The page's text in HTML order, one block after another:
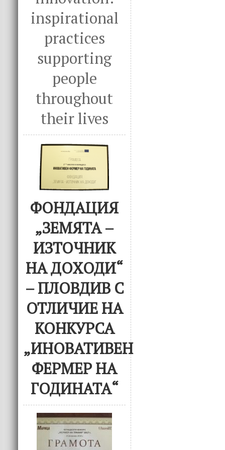
inspirational
practices
supporting
people
throughout
their lives
ФОНДАЦИЯ
„ЗЕМЯТА –
ИЗТОЧНИК
НА ДОХОДИ“
– ПЛОВДИВ С
ОТЛИЧИЕ НА
КОНКУРСА
„ИНОВАТИВЕН
ФЕРМЕР НА
ГОДИНАТА“